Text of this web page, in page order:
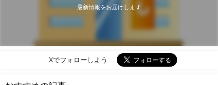
最新情報をお届けします
Xでフォローしよう